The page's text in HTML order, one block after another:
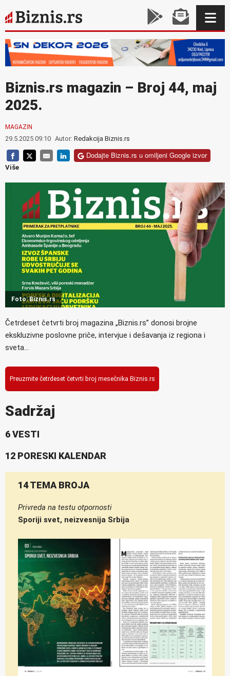
Biznis.rs magazin – Broj 44, maj
2025.
MAGAZIN
29.5.2025 09:10 Autor: Redakcija Biznis.rs
Dodajte Biznis.rs u omiljeni Google izvor
Više
Foto: Biznis.rs
Četrdeset četvrti broj magazina „Biznis.rs” donosi brojne
ekskluzivne poslovne priče, intervjue i dešavanja iz regiona i
sveta…
Preuzmite četrdeset četvrti broj mesečnika Biznis.rs
Sadržaj
6 VESTI
12 PORESKI KALENDAR
14 TEMA BROJA
Privreda na testu otpornosti
Sporiji svet, neizvesnija Srbija